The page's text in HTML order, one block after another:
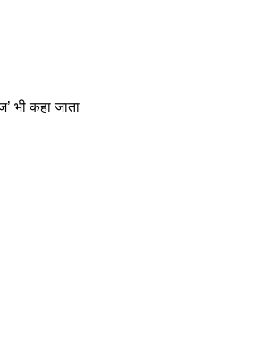
भी कहा जाता